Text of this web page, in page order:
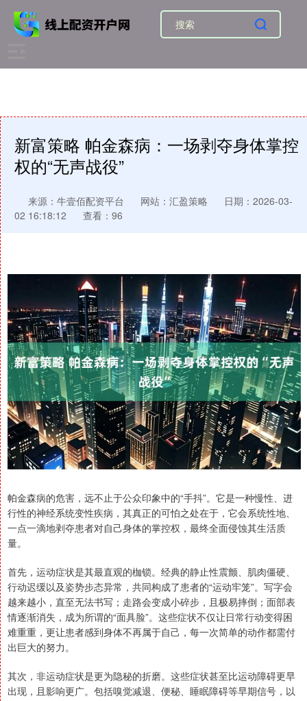
新富策略 帕金森病：一场剥夺身体掌控
权的“无声战役”
来源：牛壹佰配资平台 网站：汇盈策略
日期：2026-03-
02 16:18:12
查看：96
帕金森病的危害，远不止于公众印象中的“手抖”。它是一种慢性、进
行性的神经系统变性疾病，其真正的可怕之处在于，它会系统性地、
一点一滴地剥夺患者对自己身体的掌控权，最终全面侵蚀其生活质
量。
首先，运动症状是其最直观的枷锁。经典的静止性震颤、肌肉僵硬、
行动迟缓以及姿势步态异常，共同构成了患者的“运动牢笼”。写字会
越来越小，直至无法书写；走路会变成小碎步，且极易摔倒；面部表
情逐渐消失，成为所谓的“面具脸”。这些症状不仅让日常行动变得困
难重重，更让患者感到身体不再属于自己，每一次简单的动作都需付
出巨大的努力。
其次，非运动症状是更为隐秘的折磨。这些症状甚至比运动障碍更早
出现，且影响更广。包括嗅觉减退、便秘、睡眠障碍等早期信号，以